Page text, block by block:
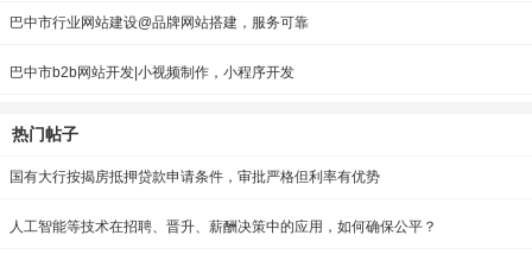
巴中市行业网站建设@品牌网站搭建，服务可靠
巴中市b2b网站开发|小视频制作，小程序开发
热门帖子
国有大行按揭房抵押贷款申请条件，审批严格但利率有优势
人工智能等技术在招聘、晋升、薪酬决策中的应用，如何确保公平？